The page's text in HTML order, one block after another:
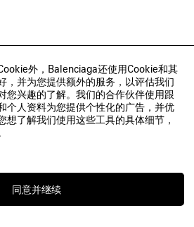
外，Balenciaga还使用Cookie和其
，并为您提供额外的服务，以评估我们
您兴趣的了解。我们的合作伙伴使用跟
个人资料为您提供个性化的广告，并优
想了解我们使用这些工具的具体细节，
同意并继续